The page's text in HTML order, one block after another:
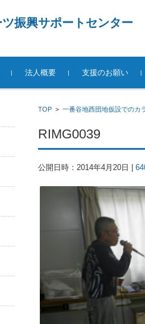
振興サポートセンター
法人概要 支援のお願い
TOP> 一番谷地西団地仮設でのカ
RIMG0039
公開日時： 2014年4月20日